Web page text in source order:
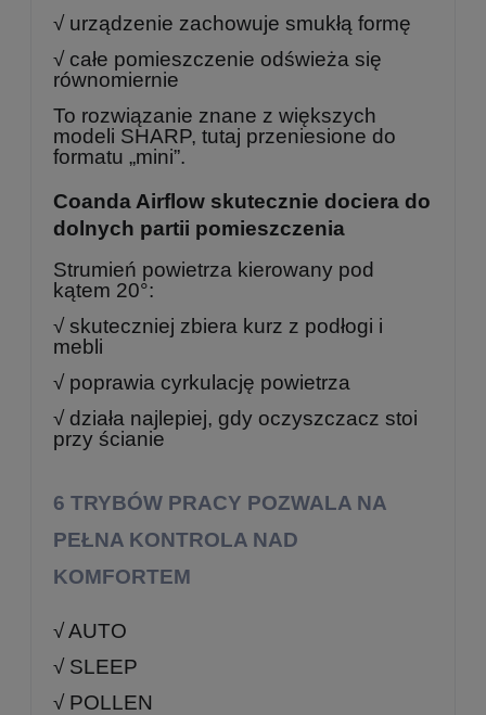
√ urządzenie zachowuje smukłą formę
√ całe pomieszczenie odświeża się
równomiernie
To rozwiązanie znane z większych
modeli SHARP, tutaj przeniesione do
formatu „mini”.
Coanda Airflow skutecznie dociera do
dolnych partii pomieszczenia
Strumień powietrza kierowany pod
kątem 20°:
√ skuteczniej zbiera kurz z podłogi i
mebli
√ poprawia cyrkulację powietrza
√ działa najlepiej, gdy oczyszczacz stoi
przy ścianie
6 TRYBÓW PRACY POZWALA NA
PEŁNA KONTROLA NAD
KOMFORTEM
√ AUTO
√ SLEEP
√ POLLEN